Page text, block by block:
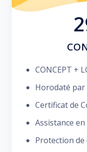
CONCEPT +
Horodaté par
Certificat de
Assistance
Protection de